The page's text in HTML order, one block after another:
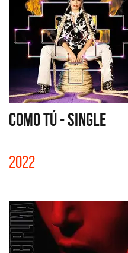
COMO TÚ - SINGLE
2022